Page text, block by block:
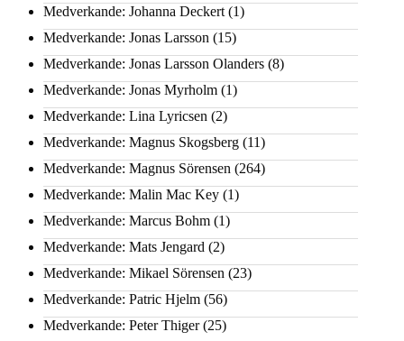
Medverkande: Johanna Deckert (1)
Medverkande: Jonas Larsson (15)
Medverkande: Jonas Larsson Olanders (8)
Medverkande: Jonas Myrholm (1)
Medverkande: Lina Lyricsen (2)
Medverkande: Magnus Skogsberg (11)
Medverkande: Magnus Sörensen (264)
Medverkande: Malin Mac Key (1)
Medverkande: Marcus Bohm (1)
Medverkande: Mats Jengard (2)
Medverkande: Mikael Sörensen (23)
Medverkande: Patric Hjelm (56)
Medverkande: Peter Thiger(25)